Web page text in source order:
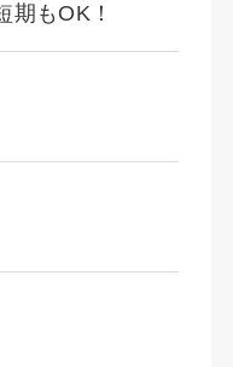
もOK！